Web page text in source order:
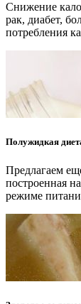
Снижение
рак, диабет,
потребления
Полужидкая
Предлагаем
построенная
режиме